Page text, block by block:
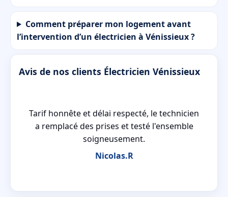
Comment préparer mon logement avant
l’intervention d’un électricien à Vénissieux ?
Avis de nos clients Électricien Vénissieux
Tarif honnête et délai respecté, le technicien
a remplacé des prises et testé l'ensemble
soigneusement.
Nicolas.R